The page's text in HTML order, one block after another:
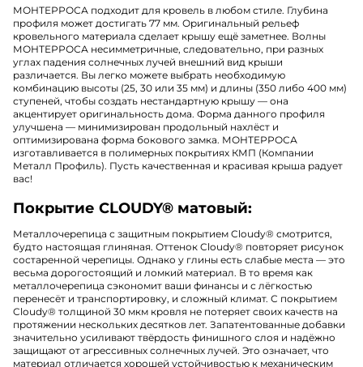
МОНТЕРРОСА подходит для кровель в любом стиле. Глубина
профиля может достигать 77 мм. Оригинальный рельеф
кровельного материала сделает крышу ещё заметнее. Волны
МОНТЕРРОСА несимметричные, следовательно, при разных
углах падения солнечных лучей внешний вид крыши
различается. Вы легко можете выбрать необходимую
комбинацию высоты (25, 30 или 35 мм) и длины (350 либо 400 мм)
ступеней, чтобы создать нестандартную крышу — она
акцентирует оригинальность дома. Форма данного профиля
улучшена — минимизирован продольный нахлёст и
оптимизирована форма бокового замка. МОНТЕРРОСА
изготавливается в полимерных покрытиях КМП (Компании
Металл Профиль). Пусть качественная и красивая крыша радует
вас!
Покрытие CLOUDY® матовый:
Металлочерепица с защитным покрытием Cloudy® смотрится,
будто настоящая глиняная. Оттенок Cloudy® повторяет рисунок
состаренной черепицы. Однако у глины есть слабые места — это
весьма дорогостоящий и ломкий материал. В то время как
металлочерепица сэкономит ваши финансы и с лёгкостью
перенесёт и транспортировку, и сложный климат. С покрытием
Cloudy® толщиной 30 мкм кровля не потеряет своих качеств на
протяжении нескольких десятков лет. Запатентованные добавки
значительно усиливают твёрдость финишного слоя и надёжно
защищают от агрессивных солнечных лучей. Это означает, что
материал отличается хорошей устойчивостью к механическим